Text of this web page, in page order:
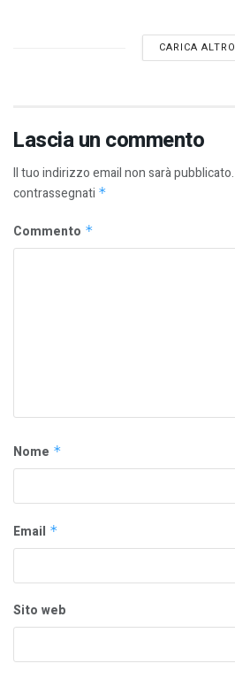
CARICA ALTRO
Lascia un commento
Il tuo indirizzo email non sarà pubblicato.
contrassegnati *
Commento *
Nome *
Email *
Sito web